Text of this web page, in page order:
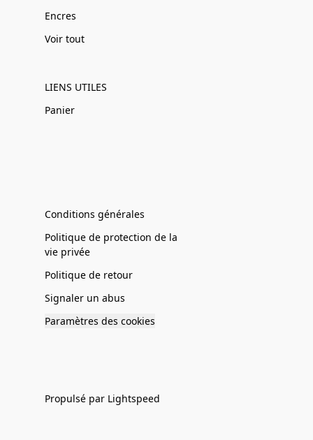
Encres
Voir tout
LIENS UTILES
Panier
Conditions générales
Politique de protection de la
vie privée
Politique de retour
Signaler un abus
Paramètres des cookies
Propulsé par Lightspeed